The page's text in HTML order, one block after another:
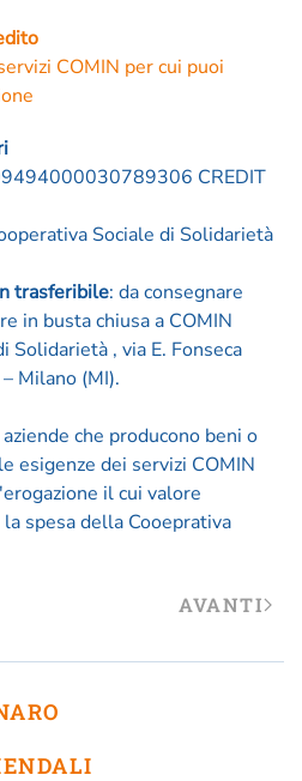
COMIN per cui puoi
CREDIT
Sociale di Solidarietà
trasferibile: da consegnare
in busta chiusa a COMIN
Solidarietà , via E. Fonseca
Milano (MI).
che producono beni o
esigenze dei servizi COMIN
il cui valore
spesa della Cooeprativa
AVANTI